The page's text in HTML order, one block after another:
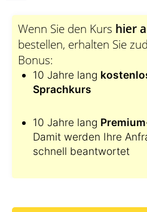
Wenn Sie den Kurs hier
bestellen, erhalten Sie
Bonus:
10 Jahre lang
Sprachkurs
10 Jahre lang
Damit werden Ihre
schnell beantwortet